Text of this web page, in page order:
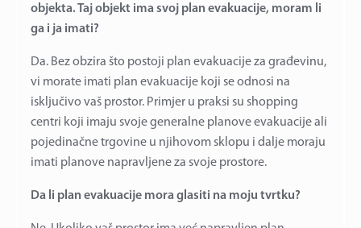
ga i ja imati?
Da. Bez obzira što postoji plan evakuacije za građevinu,
vi morate imati plan evakuacije koji se odnosi na
isključivo vaš prostor. Primjer u praksi su shopping
centri koji imaju svoje generalne planove evakuacije ali
pojedinačne trgovine u njihovom sklopu i dalje moraju
imati planove napravljene za svoje prostore.
Da li plan evakuacije mora glasiti na moju tvrtku?
Ne. Ukoliko vaš prostor ima već napravljen plan